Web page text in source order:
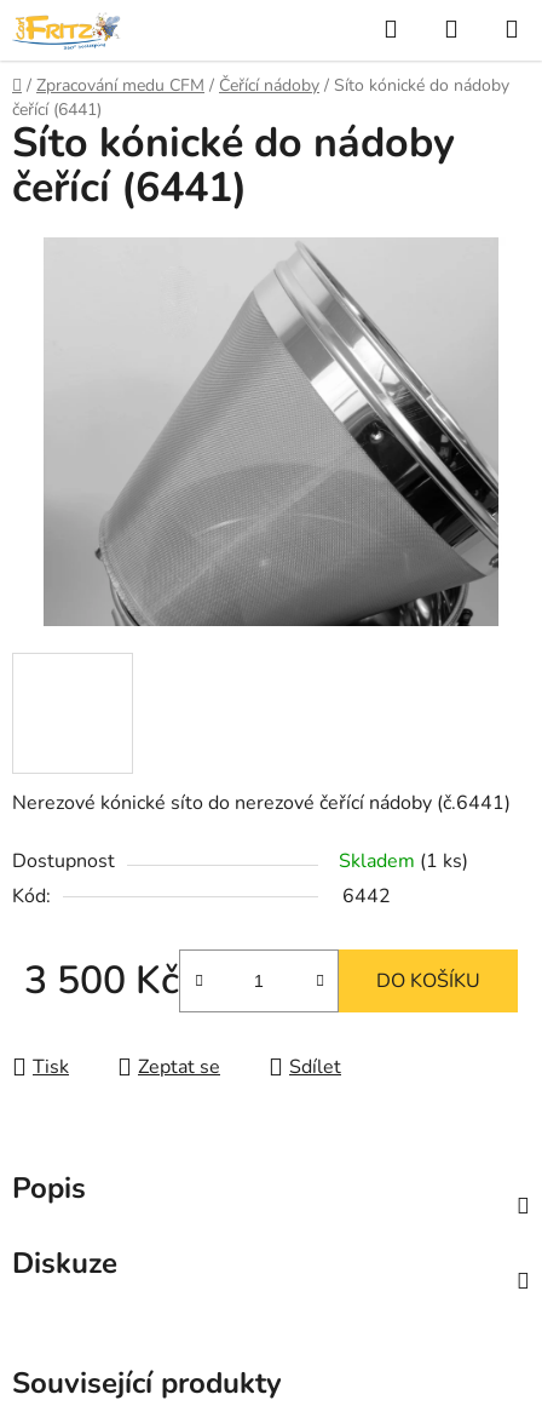
Přejít
na
obsah
Hledat
KOŠÍK
Domů
/ Zpracování medu CFM / Čeřící nádoby / Síto kónické do nádoby
čeřící (6441)
Nerezové kónické síto do nerezové čeřící nádoby (č.6441)
Dostupnost Skladem (1 ks)
Kód:
6442
3 500 Kč DO KOŠÍKU
Tisk Zeptat se Sdílet
Síto kónické do nádoby
čeřící (6441)
Popis
Diskuze
Související produkty